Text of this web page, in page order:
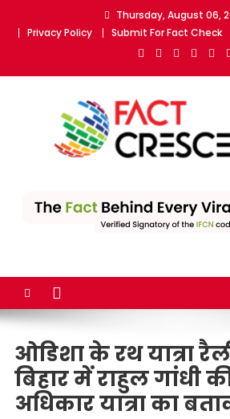
Thursday, August 06,
Privacy Policy
Submit For Fact Check
leading fact-
ओडिशा के रथ यात्रा
बिहार में राहुल गांधी
अधिकार यात्रा का